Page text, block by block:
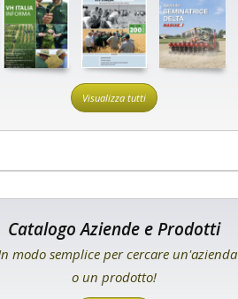
Visualizza tutti
Catalogo Aziende e Prodotti
modo semplice per cercare un'azienda
o un prodotto!